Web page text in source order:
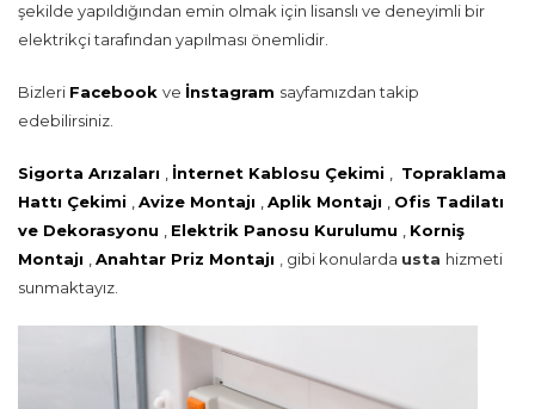
şekilde yapıldığından emin olmak için lisanslı ve deneyimli bir
elektrikçi tarafından yapılması önemlidir.
Bizleri Facebook ve İnstagram sayfamızdan takip
edebilirsiniz.
Sigorta Arızaları İnternet Kablosu Çekimi
Topraklama
Hattı Çekimi
Avize Montajı Aplik Montajı
Ofis Tadilatı
ve Dekorasyonu
Elektrik Panosu Kurulumu
Korniş
Montajı
Anahtar Priz Montajı , gibi konularda usta hizmeti
sunmaktayız.